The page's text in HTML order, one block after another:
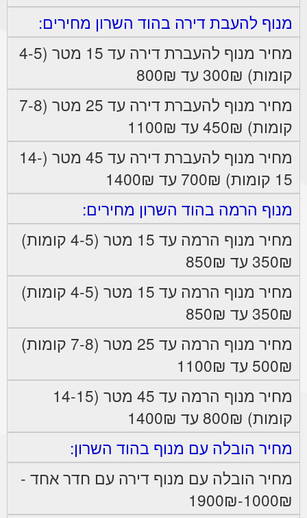
מנוף להעבת דירה בהוד השרון מחירים:
מחיר מנוף להעברת דירה עד 15 מטר (4-5
קומות) 300₪ עד 800₪
מחיר מנוף להעברת דירה עד 25 מטר (7-8
קומות) 450₪ עד 1100₪
מחיר מנוף להעברת דירה עד 45 מטר (14-
15 קומות) 700₪ עד 1400₪
מנוף הרמה בהוד השרון מחירים:
מחיר מנוף הרמה עד 15 מטר (4-5 קומות)
350₪ עד 850₪
מחיר מנוף הרמה עד 15 מטר (4-5 קומות)
350₪ עד 850₪
מחיר מנוף הרמה עד 25 מטר (7-8 קומות)
500₪ עד 1100₪
מחיר מנוף הרמה עד 45 מטר (14-15
קומות) 800₪ עד 1400₪
מחיר הובלה עם מנוף בהוד השרון:
מחיר הובלה עם מנוף דירה עם חדר אחד -
1000₪-1900₪